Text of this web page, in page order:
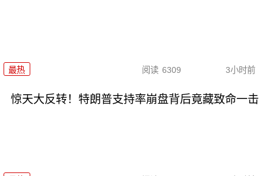
最热 阅读 6309 3小时前
惊天大反转！特朗普支持率崩盘背后竟藏致命一击